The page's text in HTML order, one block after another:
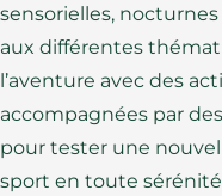
sensorielles,
aux différentes
l’aventure avec des
accompagnées par
pour tester une
sport en toute